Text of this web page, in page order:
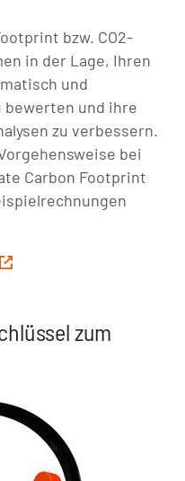
bzw. CO2-
in der Lage, Ihren
und
und ihre
zu verbessern.
bei
Carbon Footprint
zum